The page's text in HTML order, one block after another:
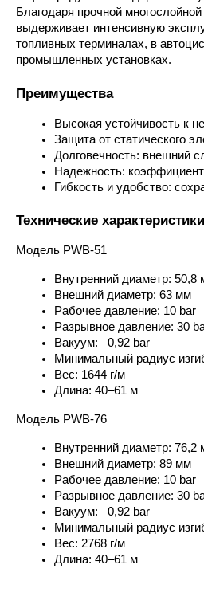
Благодаря прочной
выдерживает интенсивную
топливных терминалах, в
промышленных установках.
Преимущества
Высокая устойчивость к
Защита от статического
Долговечность: внешний
Надежность: коэффициент
Гибкость и удобство:
Технические характеристики
Модель PWB-51
Внутренний диаметр: 50,8
Внешний диаметр: 63 мм
Рабочее давление: 10 bar
Разрывное давление: 30
Вакуум: –0,92 bar
Минимальный радиус
Вес: 1644 г/м
Длина: 40–61 м
Модель PWB-76
Внутренний диаметр: 76,2
Внешний диаметр: 89 мм
Рабочее давление: 10 bar
Разрывное давление: 30
Вакуум: –0,92 bar
Минимальный радиус
Вес: 2768 г/м
Длина: 40–61 м